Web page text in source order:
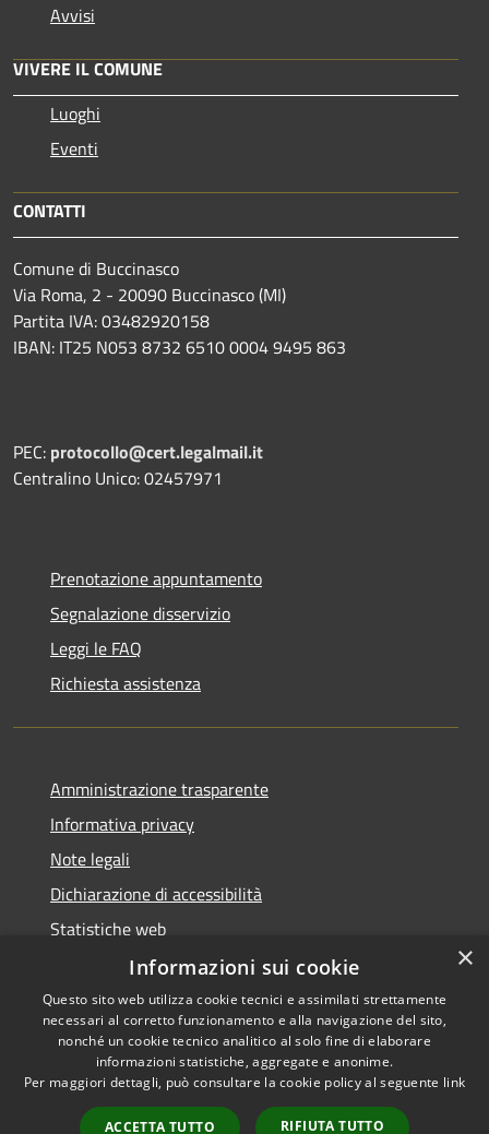
Avvisi
VIVERE IL COMUNE
Luoghi
Eventi
CONTATTI
Comune di Buccinasco
Via Roma, 2 - 20090 Buccinasco (MI)
Partita IVA: 03482920158
IBAN: IT25 N053 8732 6510 0004 9495 863
PEC: protocollo@cert.legalmail.it
Centralino Unico: 02457971
Prenotazione appuntamento
Segnalazione disservizio
Leggi le FAQ
Richiesta assistenza
Amministrazione trasparente
Informativa privacy
Note legali
Dichiarazione di accessibilità
Statistiche web
Accessibilità
Privacy
Copyright © 2026 • Comune di
Buccinasco • Powered by
Municipium•Accesso
redazione
×
Informazioni sui cookie
Questo sito web utilizza cookie tecnici e assimilati strettamente
necessari al corretto funzionamento e alla navigazione del sito,
nonché un cookie tecnico analitico al solo fine di elaborare
informazioni statistiche, aggregate e anonime.
Per maggiori dettagli, può consultare la cookie policy al seguente link
ACCETTA TUTTO RIFIUTA TUTTO